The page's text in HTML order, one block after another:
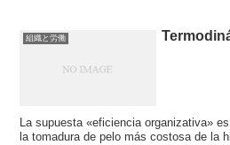
組織と労働
La supuesta «eficiencia organizativa»
la tomadura de pelo más costosa de la